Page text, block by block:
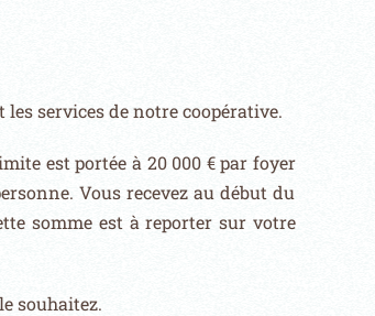
les services de notre coopérative.
est portée à 20 000 € par foyer
Vous recevez au début du
somme est à reporter sur votre
souhaitez.